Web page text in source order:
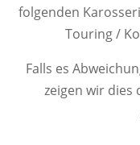
folgenden
Touring /
Falls es
zeigen wir